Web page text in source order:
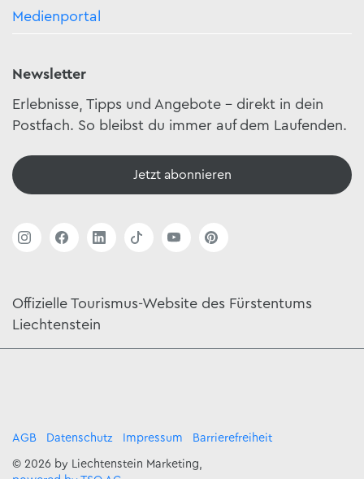
Medienportal
Newsletter
Erlebnisse, Tipps und Angebote – direkt in dein
Postfach. So bleibst du immer auf dem Laufenden.
Jetzt abonnieren
Offizielle Tourismus-Website des Fürstentums
Liechtenstein
AGB Datenschutz Impressum Barrierefreiheit
© 2026 by Liechtenstein Marketing,